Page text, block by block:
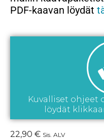
PDF-kaavan löydät
Kuvalliset
löydät
22,90 € Sis. ALV